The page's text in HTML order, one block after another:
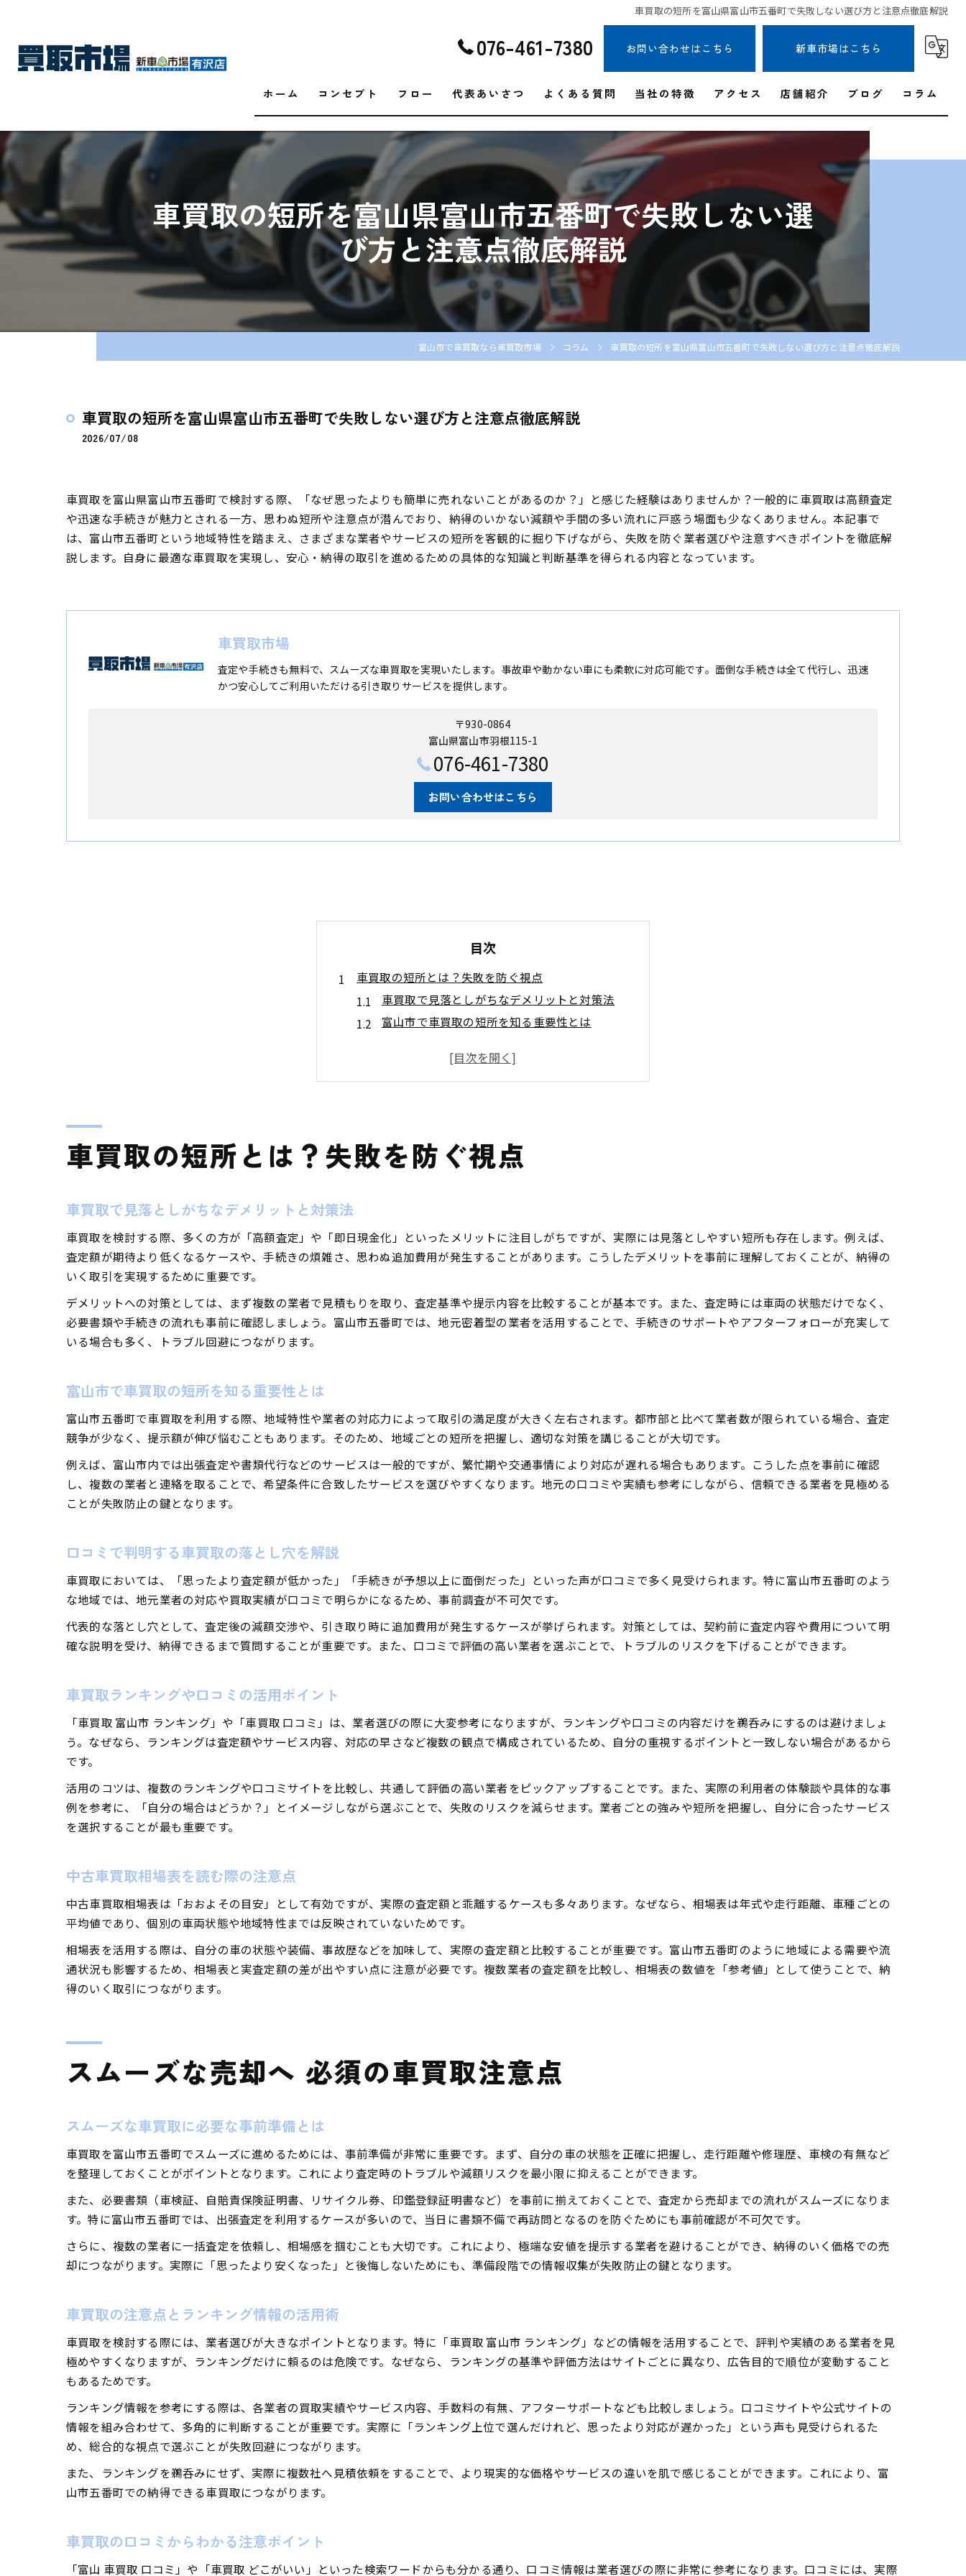
車買取の短所を富山県富山市五番町で失敗しない選び方と注意点徹底解説
076-461-7380 お問い合わせはこちら 新車市場はこちら
ホーム コンセプト フロー 代表あいさつ よくある質問 当社の特徴
出張
無料査定
即日現金
アクセス 店舗紹介 ブログ コラム
車買取の短所を富山県富山市五番町で失敗しない選
び方と注意点徹底解説
富山市で車買取なら車買取市場 コラム 車買取の短所を富山県富山市五番町で失敗しない選び方と注意点徹底解説
車買取の短所を富山県富山市五番町で失敗しない選び方と注意点徹底解説
2026/07/08
車買取を富山県富山市五番町で検討する際、「なぜ思ったよりも簡単に売れないことがあるのか？」と感じた経験はありませんか？一般的に車買取は高額査定
や迅速な手続きが魅力とされる一方、思わぬ短所や注意点が潜んでおり、納得のいかない減額や手間の多い流れに戸惑う場面も少なくありません。本記事で
は、富山市五番町という地域特性を踏まえ、さまざまな業者やサービスの短所を客観的に掘り下げながら、失敗を防ぐ業者選びや注意すべきポイントを徹底解
説します。自身に最適な車買取を実現し、安心・納得の取引を進めるための具体的な知識と判断基準を得られる内容となっています。
車買取市場
査定や手続きも無料で、スムーズな車買取を実現いたします。事故車や動かない車にも柔軟に対応可能です。面倒な手続きは全て代行し、迅速
かつ安心してご利用いただける引き取りサービスを提供します。
〒930-0864
富山県富山市羽根115-1
076-461-7380
お問い合わせはこちら
目次
車買取の短所とは？失敗を防ぐ視点
車買取で見落としがちなデメリットと対策法
富山市で車買取の短所を知る重要性とは
車買取ランキングや口コミの活用ポイント
車買取の注意点とランキング情報の活用術
富山市五番町における車買取の盲点まとめ
車買取で見逃しやすい手続き上の落とし穴
廃車買取依頼時の意外な短所とは
富山市でよくある車買取の失敗例を紹介
車買取口コミからみるよくある落とし穴
中古車買取相場表を誤認しない方法
廃車買取時に注意すべき手続きポイント
車買取の口コミから学ぶ納得取引の秘訣
車買取ランキングを活用した効率的な選び方
車買取相場表で納得の価格を得るポイント
迷いやすい車買取のデメリット徹底分析
車買取ランキングで見落とすリスクとは
車買取の短所とは？失敗を防ぐ視点
車買取で見落としがちなデメリットと対策法
車買取を検討する際、多くの方が「高額査定」や「即日現金化」といったメリットに注目しがちですが、実際には見落としやすい短所も存在します。例えば、
査定額が期待より低くなるケースや、手続きの煩雑さ、思わぬ追加費用が発生することがあります。こうしたデメリットを事前に理解しておくことが、納得の
いく取引を実現するために重要です。
デメリットへの対策としては、まず複数の業者で見積もりを取り、査定基準や提示内容を比較することが基本です。また、査定時には車両の状態だけでなく、
必要書類や手続きの流れも事前に確認しましょう。富山市五番町では、地元密着型の業者を活用することで、手続きのサポートやアフターフォローが充実して
いる場合も多く、トラブル回避につながります。
富山市で車買取の短所を知る重要性とは
富山市五番町で車買取を利用する際、地域特性や業者の対応力によって取引の満足度が大きく左右されます。都市部と比べて業者数が限られている場合、査定
競争が少なく、提示額が伸び悩むこともあります。そのため、地域ごとの短所を把握し、適切な対策を講じることが大切です。
例えば、富山市内では出張査定や書類代行などのサービスは一般的ですが、繁忙期や交通事情により対応が遅れる場合もあります。こうした点を事前に確認
し、複数の業者と連絡を取ることで、希望条件に合致したサービスを選びやすくなります。地元の口コミや実績も参考にしながら、信頼できる業者を見極める
ことが失敗防止の鍵となります。
口コミで判明する車買取の落とし穴を解説
車買取においては、「思ったより査定額が低かった」「手続きが予想以上に面倒だった」といった声が口コミで多く見受けられます。特に富山市五番町のよう
な地域では、地元業者の対応や買取実績が口コミで明らかになるため、事前調査が不可欠です。
代表的な落とし穴として、査定後の減額交渉や、引き取り時に追加費用が発生するケースが挙げられます。対策としては、契約前に査定内容や費用について明
確な説明を受け、納得できるまで質問することが重要です。また、口コミで評価の高い業者を選ぶことで、トラブルのリスクを下げることができます。
車買取ランキングや口コミの活用ポイント
「車買取 富山市 ランキング」や「車買取 口コミ」は、業者選びの際に大変参考になりますが、ランキングや口コミの内容だけを鵜呑みにするのは避けましょ
う。なぜなら、ランキングは査定額やサービス内容、対応の早さなど複数の観点で構成されているため、自分の重視するポイントと一致しない場合があるから
です。
活用のコツは、複数のランキングや口コミサイトを比較し、共通して評価の高い業者をピックアップすることです。また、実際の利用者の体験談や具体的な事
例を参考に、「自分の場合はどうか？」とイメージしながら選ぶことで、失敗のリスクを減らせます。業者ごとの強みや短所を把握し、自分に合ったサービス
を選択することが最も重要です。
中古車買取相場表を読む際の注意点
中古車買取相場表は「おおよその目安」として有効ですが、実際の査定額と乖離するケースも多々あります。なぜなら、相場表は年式や走行距離、車種ごとの
平均値であり、個別の車両状態や地域特性までは反映されていないためです。
相場表を活用する際は、自分の車の状態や装備、事故歴などを加味して、実際の査定額と比較することが重要です。富山市五番町のように地域による需要や流
通状況も影響するため、相場表と実査定額の差が出やすい点に注意が必要です。複数業者の査定額を比較し、相場表の数値を「参考値」として使うことで、納
得のいく取引につながります。
スムーズな売却へ 必須の車買取注意点
スムーズな車買取に必要な事前準備とは
車買取を富山市五番町でスムーズに進めるためには、事前準備が非常に重要です。まず、自分の車の状態を正確に把握し、走行距離や修理歴、車検の有無など
を整理しておくことがポイントとなります。これにより査定時のトラブルや減額リスクを最小限に抑えることができます。
また、必要書類（車検証、自賠責保険証明書、リサイクル券、印鑑登録証明書など）を事前に揃えておくことで、査定から売却までの流れがスムーズになりま
す。特に富山市五番町では、出張査定を利用するケースが多いので、当日に書類不備で再訪問となるのを防ぐためにも事前確認が不可欠です。
さらに、複数の業者に一括査定を依頼し、相場感を掴むことも大切です。これにより、極端な安値を提示する業者を避けることができ、納得のいく価格での売
却につながります。実際に「思ったより安くなった」と後悔しないためにも、準備段階での情報収集が失敗防止の鍵となります。
車買取の注意点とランキング情報の活用術
車買取を検討する際には、業者選びが大きなポイントとなります。特に「車買取 富山市 ランキング」などの情報を活用することで、評判や実績のある業者を見
極めやすくなりますが、ランキングだけに頼るのは危険です。なぜなら、ランキングの基準や評価方法はサイトごとに異なり、広告目的で順位が変動すること
もあるためです。
ランキング情報を参考にする際は、各業者の買取実績やサービス内容、手数料の有無、アフターサポートなども比較しましょう。口コミサイトや公式サイトの
情報を組み合わせて、多角的に判断することが重要です。実際に「ランキング上位で選んだけれど、思ったより対応が遅かった」という声も見受けられるた
め、総合的な視点で選ぶことが失敗回避につながります。
また、ランキングを鵜呑みにせず、実際に複数社へ見積依頼をすることで、より現実的な価格やサービスの違いを肌で感じることができます。これにより、富
山市五番町での納得できる車買取につながります。
車買取の口コミからわかる注意ポイント
「富山 車買取 口コミ」や「車買取 どこがいい」といった検索ワードからも分かる通り、口コミ情報は業者選びの際に非常に参考になります。口コミには、実際